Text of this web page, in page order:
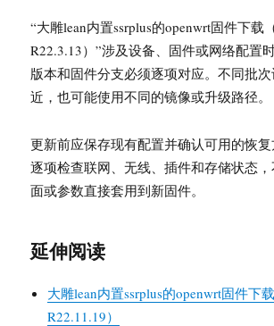
“大雕lean内置ssrplus的openwrt固件下载
R22.3.13）”涉及设备、固件或网络配置
版本和固件分支必须逐项对应。不同批
近，也可能使用不同的镜像或升级路径。
更新前应保存现有配置并确认可用的恢
逐项检查联网、无线、插件和存储状态
面或参数直接套用到新固件。
延伸阅读
大雕lean内置ssrplus的openwrt固件下
R22.11.19）